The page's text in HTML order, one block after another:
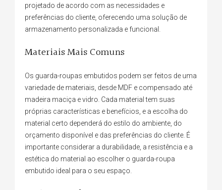
projetado de acordo com as necessidades e
preferências do cliente, oferecendo uma solução de
armazenamento personalizada e funcional.
Materiais Mais Comuns
Os guarda-roupas embutidos podem ser feitos de uma
variedade de materiais, desde MDF e compensado até
madeira maciça e vidro. Cada material tem suas
próprias características e benefícios, e a escolha do
material certo dependerá do estilo do ambiente, do
orçamento disponível e das preferências do cliente. É
importante considerar a durabilidade, a resistência e a
estética do material ao escolher o guarda-roupa
embutido ideal para o seu espaço.